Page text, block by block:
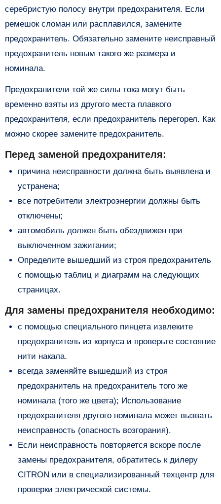
серебристую полосу внутри предохранителя. Если
ремешок сломан или расплавился, замените
предохранитель. Обязательно замените неисправный
предохранитель новым такого же размера и
номинала.
Предохранители той же силы тока могут быть
временно взяты из другого места плавкого
предохранителя, если предохранитель перегорел. Как
можно скорее замените предохранитель.
Перед заменой предохранителя:
причина неисправности должна быть выявлена ​​и
устранена;
все потребители электроэнергии должны быть
отключены;
автомобиль должен быть обездвижен при
выключенном зажигании;
Определите вышедший из строя предохранитель
с помощью таблиц и диаграмм на следующих
страницах.
Для замены предохранителя необходимо:
с помощью специального пинцета извлеките
предохранитель из корпуса и проверьте состояние
нити накала.
всегда заменяйте вышедший из строя
предохранитель на предохранитель того же
номинала (того же цвета); Использование
предохранителя другого номинала может вызвать
неисправность (опасность возгорания).
Если неисправность повторяется вскоре после
замены предохранителя, обратитесь к дилеру
CITRON или в специализированный техцентр для
проверки электрической системы.